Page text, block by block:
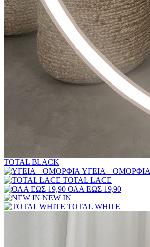
TOTAL BLACK
ΥΓΕΙΑ – ΟΜΟΡΦΙΑ
TOTAL LACE
ΟΛΑ ΕΩΣ 19,90
NEW IN
TOTAL WHITE